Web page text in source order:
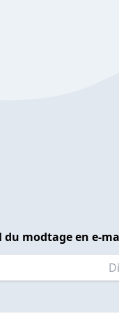
du modtage en e-